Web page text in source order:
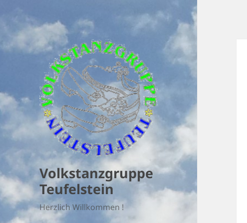
Volkstanzgruppe
Teufelstein
Herzlich Willkommen !